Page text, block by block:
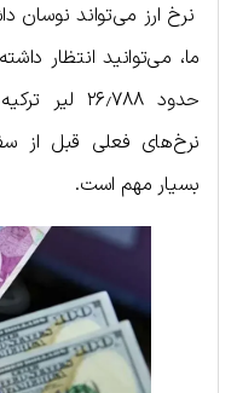
نرخ ارز می‌تواند نوسان
حدود ۲۶٫۷۸۸
نرخ‌های فعلی قبل از
بسیار مهم است.